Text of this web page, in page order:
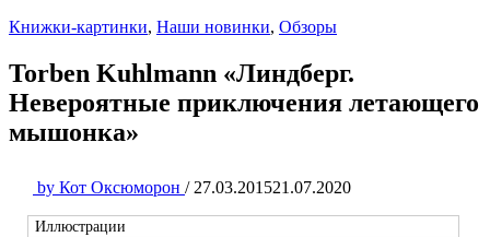
Книжки-картинки, Наши новинки, Обзоры
Torben Kuhlmann «Линдберг.
Невероятные приключения летающего
мышонка»
by Кот Оксюморон / 27.03.201521.07.2020
Иллюстрации